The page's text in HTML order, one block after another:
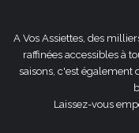
A Vos Assiettes, des
raffinées accessibles à
saisons, c'est également
Laissez-vous